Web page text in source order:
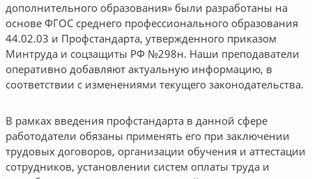
дополнительного образования» были разработаны на
основе ФГОС среднего профессионального образования
44.02.03 и Профстандарта, утвержденного приказом
Минтруда и соцзащиты РФ №298н. Наши преподаватели
оперативно добавляют актуальную информацию, в
соответствии с изменениями текущего законодательства.
В рамках введения профстандарта в данной сфере
работодатели обязаны применять его при заключении
трудовых договоров, организации обучения и аттестации
сотрудников, установлении систем оплаты труда и